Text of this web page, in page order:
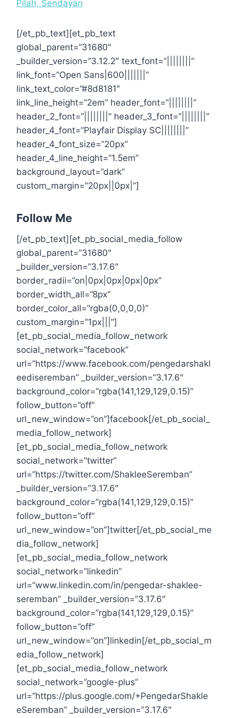
Pilah, Sendayan
[/et_pb_text][et_pb_text
global_parent=”31680″
_builder_version=”3.12.2″ text_font=”||||||||”
link_font=”Open Sans|600|||||||”
link_text_color=”#8d8181″
link_line_height=”2em” header_font=”||||||||”
header_2_font=”||||||||” header_3_font=”||||||||”
header_4_font=”Playfair Display SC||||||||”
header_4_font_size=”20px”
header_4_line_height=”1.5em”
background_layout=”dark”
custom_margin=”20px||0px|”]
Follow Me
[/et_pb_text][et_pb_social_media_follow
global_parent=”31680″
_builder_version=”3.17.6″
border_radii=”on|0px|0px|0px|0px”
border_width_all=”8px”
border_color_all=”rgba(0,0,0,0)”
custom_margin=”1px|||”]
[et_pb_social_media_follow_network
social_network=”facebook”
url=”https://www.facebook.com/pengedarshakl
eediseremban” _builder_version=”3.17.6″
background_color=”rgba(141,129,129,0.15)”
follow_button=”off”
url_new_window=”on”]facebook[/et_pb_social_
media_follow_network]
[et_pb_social_media_follow_network
social_network=”twitter”
url=”https://twitter.com/ShakleeSeremban”
_builder_version=”3.17.6″
background_color=”rgba(141,129,129,0.15)”
follow_button=”off”
url_new_window=”on”]twitter[/et_pb_social_me
dia_follow_network]
[et_pb_social_media_follow_network
social_network=”linkedin”
url=”www.linkedin.com/in/pengedar-shaklee-
seremban” _builder_version=”3.17.6″
background_color=”rgba(141,129,129,0.15)”
follow_button=”off”
url_new_window=”on”]linkedin[/et_pb_social_m
edia_follow_network]
[et_pb_social_media_follow_network
social_network=”google-plus”
url=”https://plus.google.com/+PengedarShakle
eSeremban” _builder_version=”3.17.6″